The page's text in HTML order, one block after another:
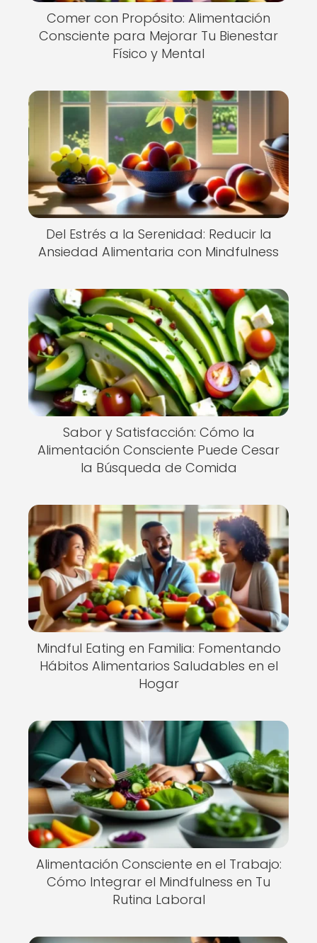
Comer con Propósito: Alimentación
Consciente para Mejorar Tu Bienestar
Físico y Mental
Del Estrés a la Serenidad: Reducir la
Ansiedad Alimentaria con Mindfulness
Sabor y Satisfacción: Cómo la
Alimentación Consciente Puede Cesar
la Búsqueda de Comida
Mindful Eating en Familia: Fomentando
Hábitos Alimentarios Saludables en el
Hogar
Alimentación Consciente en el Trabajo:
Cómo Integrar el Mindfulness en Tu
Rutina Laboral